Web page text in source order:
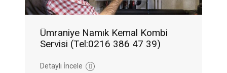
Ümraniye Namık Kemal Kombi
Servisi (Tel:0216 386 47 39)
Detaylı İncele